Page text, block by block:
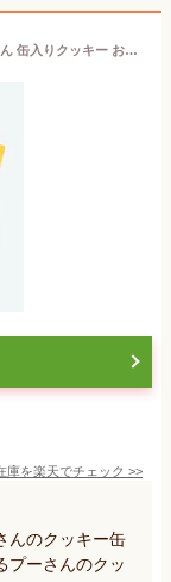
【東京ディズニーリゾート限定】くまのプーさん 缶入りクッキー お菓子 お土産 記念グッズ プレゼント
庫を楽天でチェック >>
んのクッキー缶
プーさんのクッ